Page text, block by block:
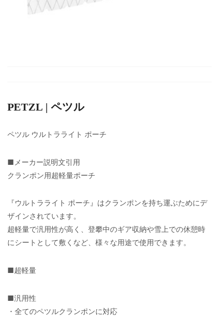
PETZL | ペツル
ペツル ウルトラライト ポーチ
■メーカー説明文引用
クランポン用超軽量ポーチ
『ウルトラライト ポーチ』はクランポンを持ち運ぶためにデ
ザインされています。
超軽量で汎用性が高く、登攀中のギア収納や雪上での休憩時
にシートとして敷くなど、様々な用途で使用できます。
■超軽量
■汎用性
・全てのペツルクランポンに対応